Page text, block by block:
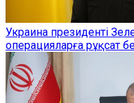
Украина президенті
операцияларға рұқсат